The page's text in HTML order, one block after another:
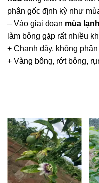
phân gốc định kỳ như
– Vào giai đoạn mùa lạnh
làm bông gặp rất nhiều
+ Chanh dây, không
+ Vàng bông, rớt bông,